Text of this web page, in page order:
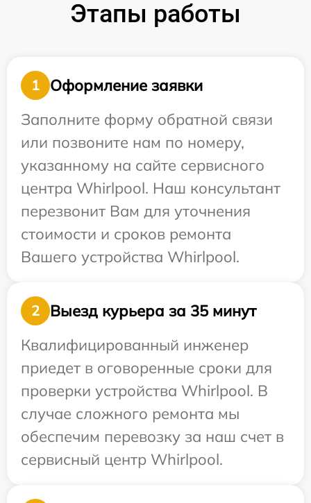
Этапы работы
1
Оформление заявки
Заполните форму обратной связи
или позвоните нам по номеру,
указанному на сайте сервисного
центра Whirlpool. Наш консультант
перезвонит Вам для уточнения
стоимости и сроков ремонта
Вашего устройства Whirlpool.
2
Выезд курьера за 35 минут
Квалифицированный инженер
приедет в оговоренные сроки для
проверки устройства Whirlpool. В
случае сложного ремонта мы
обеспечим перевозку за наш счет в
сервисный центр Whirlpool.